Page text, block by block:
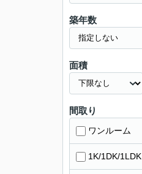
築年数
面積
間取り
ワンルーム
1K/1DK/1LDK